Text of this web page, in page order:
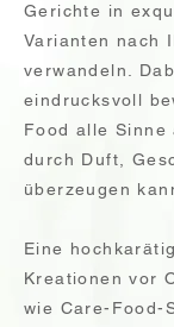
Gerichte in
Varianten nach
verwandeln.
eindrucksvoll
Food alle Sinne
durch Duft,
überzeugen
Eine
Kreationen vor
wie Care-Food-